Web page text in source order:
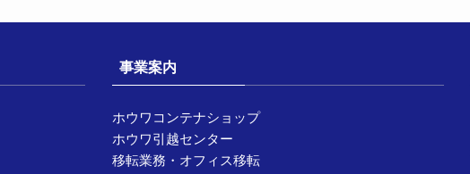
事業案内
ホウワコンテナショップ
ホウワ引越センター
移転業務・オフィス移転